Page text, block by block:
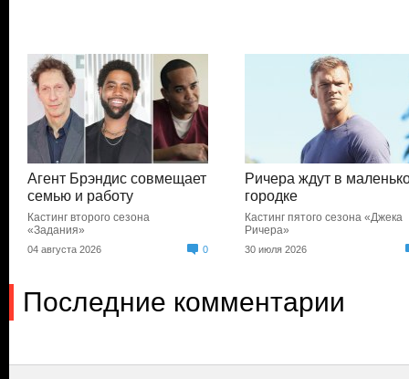
Агент Брэндис совмещает
семью и работу
Кастинг второго сезона
«Задания»
04 августа 2026 0
Ричера ждут в
городке
Кастинг пятого сезона «Джека
Ричера»
30 июля 2026
Последние комментарии